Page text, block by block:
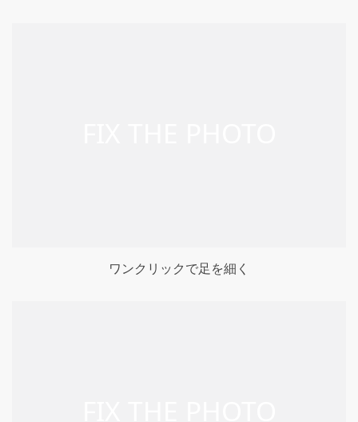
ワンクリックで足を細く